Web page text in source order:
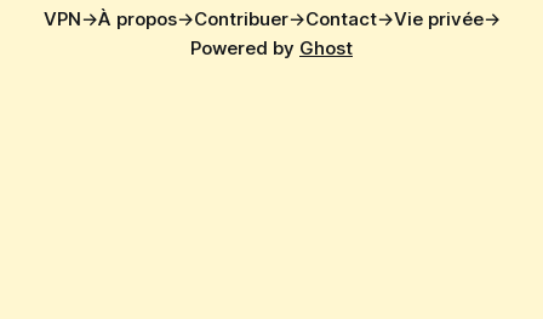
VPN→À propos→Contribuer→Contact→Vie privée→
Powered by Ghost